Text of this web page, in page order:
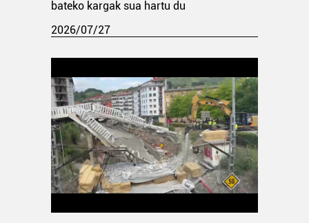
bateko kargak sua hartu du
2026/07/27